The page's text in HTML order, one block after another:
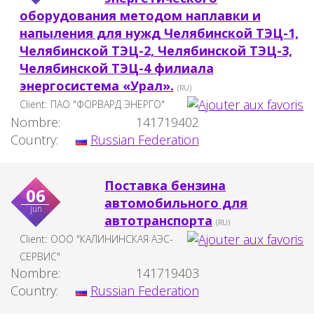
оборудования методом наплавки и
напыления для нужд Челябинской ТЭЦ-1,
Челябинской ТЭЦ-2, Челябинской ТЭЦ-3,
Челябинской ТЭЦ-4 филиала
энергосистема «Урал». (RU)
Client: ПАО "ФОРВАРД ЭНЕРГО"
Nombre:
141719402
Country:
Russian Federation
06
jun
Поставка бензина
автомобильного для
автотранспорта (RU)
Client: ООО "КАЛИНИНСКАЯ АЭС-
СЕРВИС"
Nombre:
141719403
Country:
Russian Federation